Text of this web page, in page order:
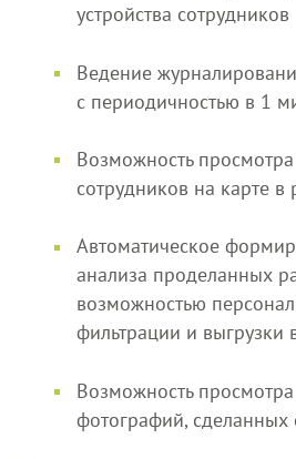
устройства сотрудников
Ведение
с периодичностью в 1
Возможность
сотрудников на карте
Автоматическое
анализа проделанных
возможностью
фильтрации и выгрузки
Возможность
фотографий, сделанных